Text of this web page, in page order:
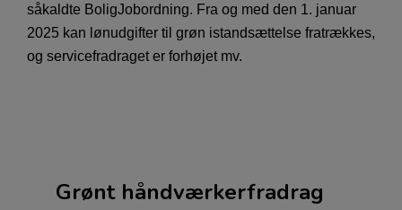
såkaldte BoligJobordning. Fra og med den 1. januar
2025 kan lønudgifter til grøn istandsættelse fratrækkes,
og servicefradraget er forhøjet mv.
Grønt håndværkerfradrag